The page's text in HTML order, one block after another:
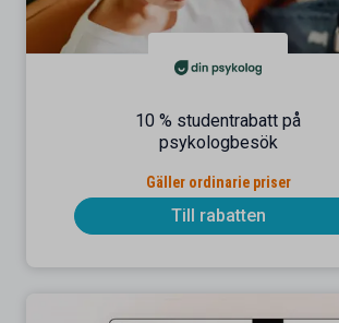
10 % studentrabatt på
psykologbesök
Gäller ordinarie priser
Till rabatten